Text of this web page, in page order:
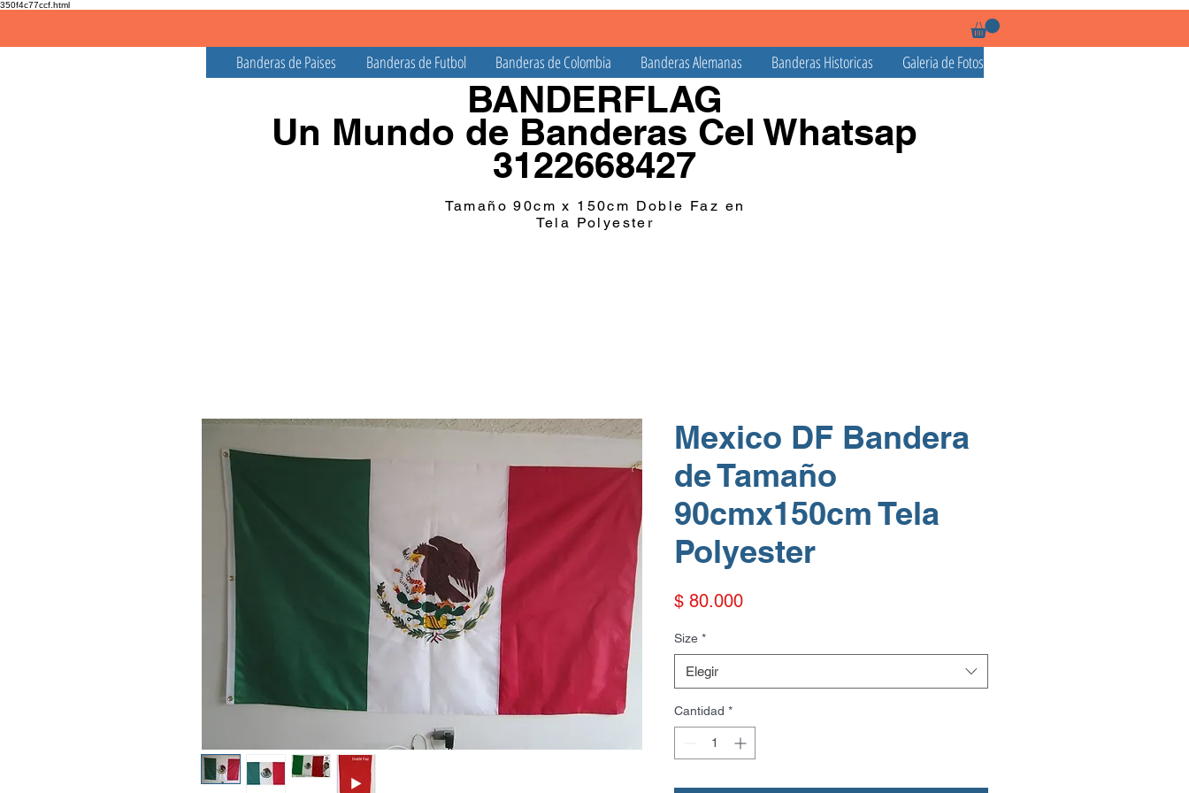
350f4c77ccf.html
Banderas de Paises Banderas de Futbol Banderas de Colombia Banderas Alemanas Banderas Historicas Galeria de Fotos
BANDERFLAG
Un Mundo de Banderas Cel Whatsap
3122668427
Tamaño 90cm x 150cm Doble Faz en
Tela Polyester
Mexico DF Bandera
de Tamaño
90cmx150cm Tela
Polyester
$ 80.000Precio
Size *
Elegir
Cantidad *